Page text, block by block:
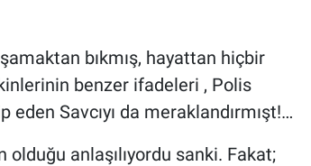
bıkmış, hayattan hiçbir
benzer ifadeleri , Polis
Savcıyı da meraklandırmışt!…
olduğu anlaşılıyordu sanki. Fakat;